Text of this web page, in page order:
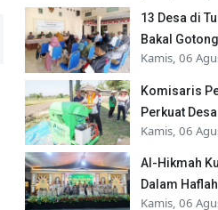
13 Desa di
Bakal
Kamis, 06
Komisaris
Perkuat
Kamis, 06
Al-Hikmah
Dalam
Kamis, 06